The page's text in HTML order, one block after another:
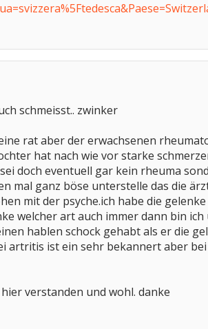
schmeisst.. zwinker
rat aber der erwachsenen
hat nach wie vor starke
doch eventuell gar kein rheuma
mal ganz böse unterstelle das die
mit der psyche.ich habe die
welcher art auch immer dann bin
hablen schock gehabt als er die
artritis ist ein sehr bekannert aber bei
verstanden und wohl. danke